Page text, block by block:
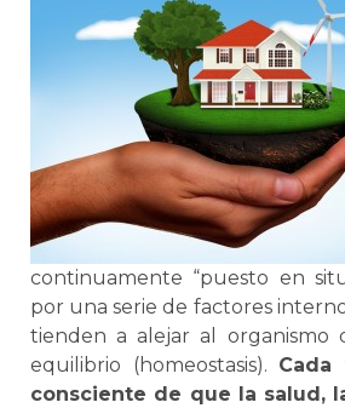
continuamente “puesto en
por una serie de factores
tienden a alejar al organismo
equilibrio (homeostasis).
consciente de que la salud,